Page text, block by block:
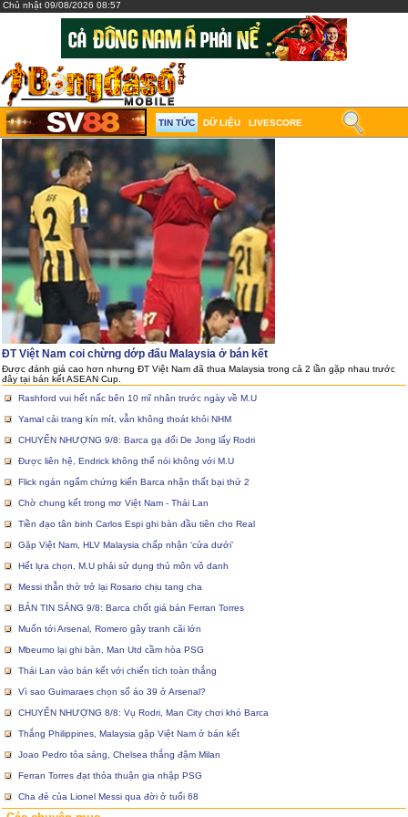
Chủ nhật 09/08/2026 08:57
TIN TỨC DỮ LIỆU LIVESCORE
ĐT Việt Nam coi chừng dớp đấu Malaysia ở bán kết
Được đánh giá cao hơn nhưng ĐT Việt Nam đã thua Malaysia trong cả 2 lần gặp nhau trước
đây tại bán kết ASEAN Cup.
Rashford vui hết nấc bên 10 mĩ nhân trước ngày về M.U
Yamal cải trang kín mít, vẫn không thoát khỏi NHM
CHUYỂN NHƯỢNG 9/8: Barca gạ đổi De Jong lấy Rodri
Được liên hệ, Endrick không thể nói không với M.U
Flick ngán ngẩm chứng kiến Barca nhận thất bại thứ 2
Chờ chung kết trong mơ Việt Nam - Thái Lan
Tiền đạo tân binh Carlos Espi ghi bàn đầu tiên cho Real
Gặp Việt Nam, HLV Malaysia chấp nhận ‘cửa dưới’
Hết lựa chọn, M.U phải sử dụng thủ môn vô danh
Messi thẫn thờ trở lại Rosario chịu tang cha
BẢN TIN SÁNG 9/8: Barca chốt giá bán Ferran Torres
Muốn tới Arsenal, Romero gây tranh cãi lớn
Mbeumo lại ghi bàn, Man Utd cầm hòa PSG
Thái Lan vào bán kết với chiến tích toàn thắng
Vì sao Guimaraes chọn số áo 39 ở Arsenal?
CHUYỂN NHƯỢNG 8/8: Vụ Rodri, Man City chơi khó Barca
Thắng Philippines, Malaysia gặp Việt Nam ở bán kết
Joao Pedro tỏa sáng, Chelsea thắng đậm Milan
Ferran Torres đạt thỏa thuận gia nhập PSG
Cha đẻ của Lionel Messi qua đời ở tuổi 68